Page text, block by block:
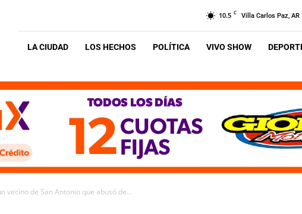
10.5 C Villa Carlos Paz, AR
LA CIUDAD LOS HECHOS POLÍTICA VIVO SHOW
vecino de San Antonio que abusó de...